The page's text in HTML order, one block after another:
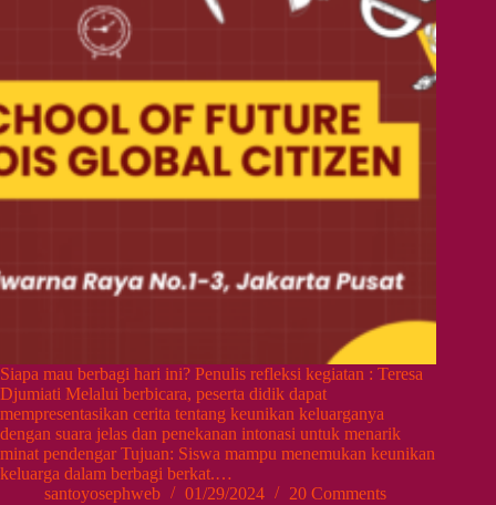
Siapa mau berbagi hari ini? Penulis refleksi kegiatan : Teresa
Djumiati Melalui berbicara, peserta didik dapat
mempresentasikan cerita tentang keunikan keluarganya
dengan suara jelas dan penekanan intonasi untuk menarik
minat pendengar Tujuan: Siswa mampu menemukan keunikan
keluarga dalam berbagi berkat.…
santoyosephweb
01/29/2024 20 Comments